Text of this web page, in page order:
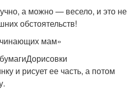
а можно — весело, и это не
обстоятельств!
мам»
и рисует ее часть, а потом